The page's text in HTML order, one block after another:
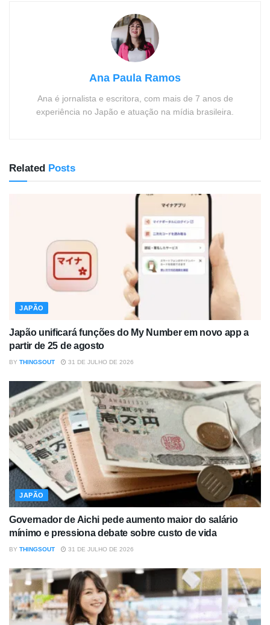
Ana Paula Ramos
Ana é jornalista e escritora, com mais de 7 anos de
experiência no Japão e atuação na mídia brasileira.
Related Posts
JAPÃO
Japão unificará funções do My Number em novo app a
partir de 25 de agosto
BY THINGSOUT 31 DE JULHO DE 2026
JAPÃO
Governador de Aichi pede aumento maior do salário
mínimo e pressiona debate sobre custo de vida
BY THINGSOUT 31 DE JULHO DE 2026